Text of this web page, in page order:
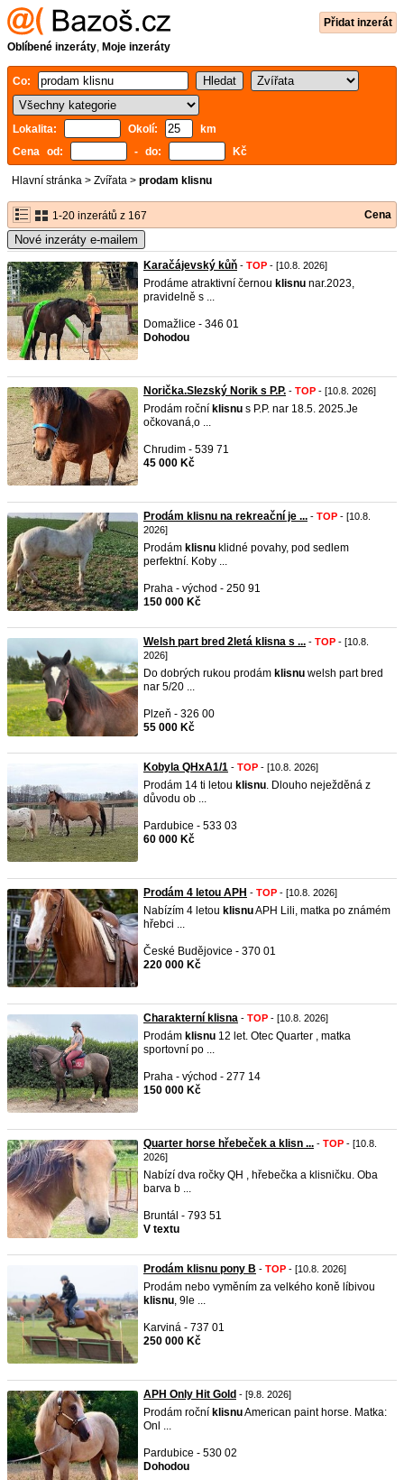
Přidat inzerát
Oblíbené inzeráty, Moje inzeráty
Co:
Lokalita: Okolí:
km
Cena od:
- do: Kč
Hlavní stránka > Zvířata > prodam klisnu
1-20 inzerátů z 167 Cena
Nové inzeráty e-mailem
Karačájevský kůň - TOP - [10.8. 2026]
Prodáme atraktivní černou klisnu nar.2023,
pravidelně s ...
Domažlice - 346 01
Dohodou
Norička.Slezský Norik s P.P. - TOP - [10.8. 2026]
Prodám roční klisnu s P.P. nar 18.5. 2025.Je
očkovaná,o ...
Chrudim - 539 71
45 000 Kč
Prodám klisnu na rekreační je ... - TOP - [10.8.
2026]
Prodám klisnu klidné povahy, pod sedlem
perfektní. Koby ...
Praha - východ - 250 91
150 000 Kč
Welsh part bred 2letá klisna s ... - TOP - [10.8.
2026]
Do dobrých rukou prodám klisnu welsh part bred
nar 5/20 ...
Plzeň - 326 00
55 000 Kč
Kobyla QHxA1/1 - TOP - [10.8. 2026]
Prodám 14 ti letou klisnu. Dlouho neježděná z
důvodu ob ...
Pardubice - 533 03
60 000 Kč
Prodám 4 letou APH - TOP - [10.8. 2026]
Nabízím 4 letou klisnuAPH Lili, matka po známém
hřebci ...
České Budějovice - 370 01
220 000 Kč
Charakterní klisna - TOP - [10.8. 2026]
Prodám klisnu 12 let. Otec Quarter , matka
sportovní po ...
Praha - východ - 277 14
150 000 Kč
Quarter horse hřebeček a klisn ... - TOP - [10.8.
2026]
Nabízí dva ročky QH , hřebečka a klisničku. Oba
barva b ...
Bruntál - 793 51
V textu
Prodám klisnu pony B - TOP - [10.8. 2026]
Prodám nebo vyměním za velkého koně líbivou
klisnu, 9le ...
Karviná - 737 01
250 000 Kč
APH Only Hit Gold - [9.8. 2026]
Prodám roční klisnuAmerican paint horse. Matka:
Onl ...
Pardubice - 530 02
Dohodou